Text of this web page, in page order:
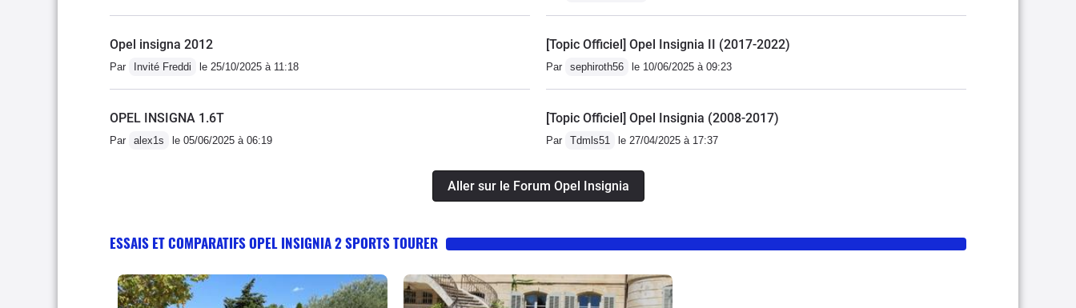
Opel insigna 2012
Par Invité Freddi le 25/10/2025 à 11:18
[Topic Officiel] Opel Insignia II (2017-2022)
Par sephiroth56 le 10/06/2025 à 09:23
OPEL INSIGNA 1.6T
Par alex1s le 05/06/2025 à 06:19
[Topic Officiel] Opel Insignia (2008-2017)
Par Tdmls51 le 27/04/2025 à 17:37
Aller sur le Forum Opel Insignia
ESSAIS ET COMPARATIFS OPEL INSIGNIA 2 SPORTS TOURER